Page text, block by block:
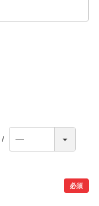
必須